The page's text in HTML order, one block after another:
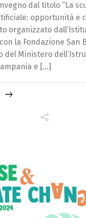
dal titolo “La
opportunità e
organizzato
la Fondazione San
del Ministero
e […]